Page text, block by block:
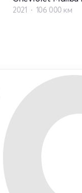
2021 106 000 км